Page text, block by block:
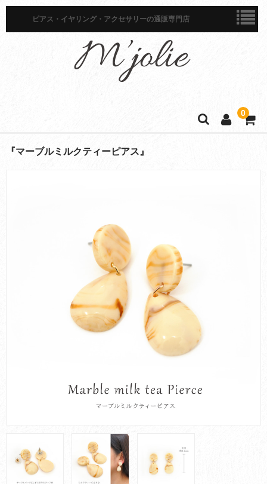
ピアス・イヤリング・アクセサリーの通販専門店
0
ホーム
『マーブルミルクティーピアス』